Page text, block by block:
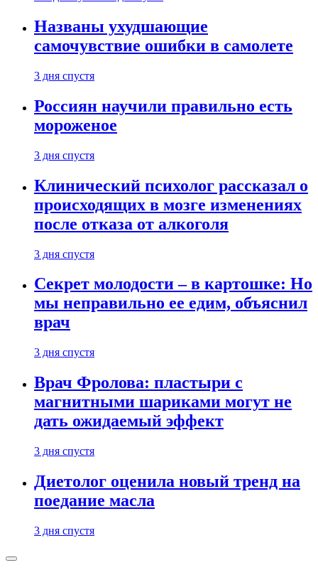
Названы ухудшающие
самочувствие ошибки в самолете
3 дня спустя
Россиян научили правильно есть
мороженое
3 дня спустя
Клинический психолог рассказал о
происходящих в мозге изменениях
после отказа от алкоголя
3 дня спустя
Секрет молодости – в картошке: Но
мы неправильно ее едим, объяснил
врач
3 дня спустя
Врач Фролова: пластыри с
магнитными шариками могут не
дать ожидаемый эффект
3 дня спустя
Диетолог оценила новый тренд на
поедание масла
3 дня спустя